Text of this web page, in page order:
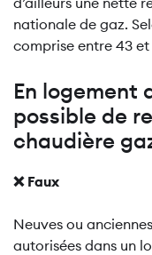
nationale de gaz.
comprise entre 43
En logement
possible de
chaudière
❌ Faux
Neuves ou
autorisées dans un